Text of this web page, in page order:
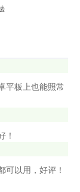
平板上也能照常
！
可以用，好评！